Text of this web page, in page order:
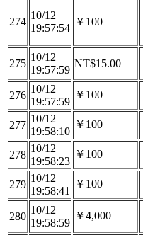
274
10/12
19:57:54
￥100
275
10/12
19:57:59
NT$15.00
276
10/12
19:57:59
￥100
277
10/12
19:58:10
￥100
278
10/12
19:58:23
￥100
279
10/12
19:58:41
￥100
280
10/12
19:58:59
￥4,000